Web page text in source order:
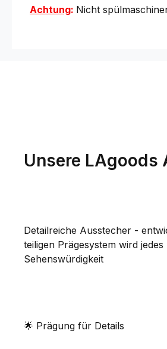
Achtung: Nicht
Unsere LAgoods
Detailreiche Ausstecher -
teiligen Prägesystem wird
Sehenswürdigkeit
🌟 Prägung für Details